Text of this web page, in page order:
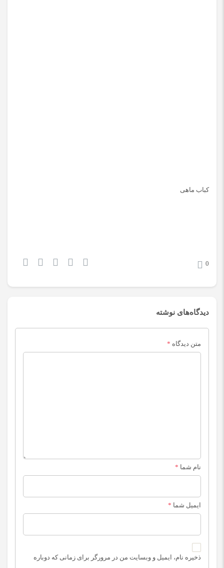
کباب ماهی
0
دیدگاه‌های نوشته
متن دیدگاه *
نام شما *
ایمیل شما *
ذخیره نام، ایمیل و وبسایت من در مرورگر برای زمانی که دوباره